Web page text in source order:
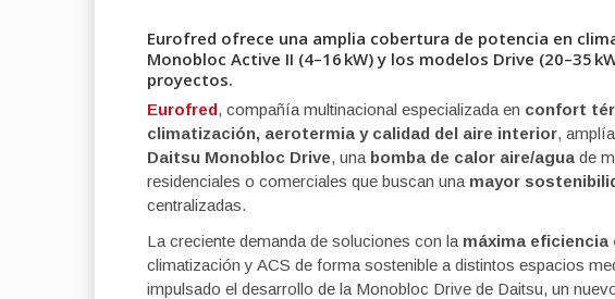
Eurofred ofrece una amplia cobertura de potencia en
Monobloc Active II (4–16 kW) y los modelos Drive (20–35
proyectos.
Eurofred, compañía multinacional especializada en confort
climatización, aerotermia y calidad del aire interior,
Daitsu Monobloc Drive, una bomba de calor aire/agua de
residenciales o comerciales que buscan una mayor
centralizadas.
La creciente demanda de soluciones con la máxima eficiencia
climatización y ACS de forma sostenible a distintos espacios
impulsado el desarrollo de la Monobloc Drive de Daitsu, un